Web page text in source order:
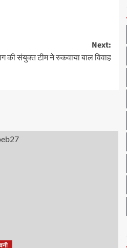
Next:
की संयुक्त टीम ने रुकवाया बाल विवाह